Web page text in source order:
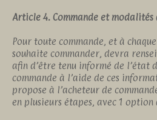
Article 4. Commande et modalités
Pour toute commande, et à
souhaite commander, devra
afin d’être tenu informé de l’état
commande à l’aide de ces
propose à l’acheteur de
en plusieurs étapes, avec 1 option